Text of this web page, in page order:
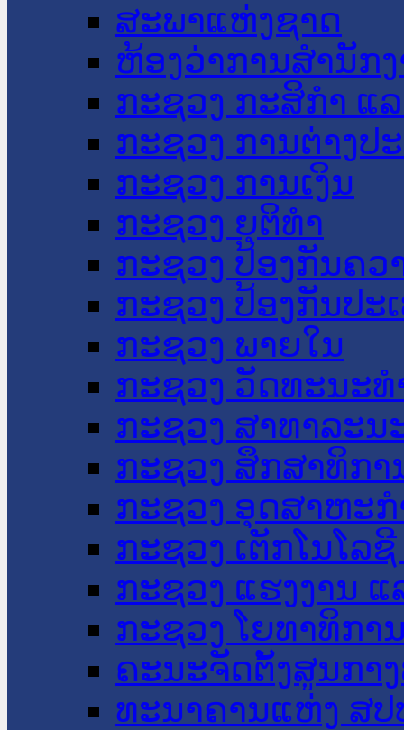
ສະພາແຫ່ງຊາດ
ຫ້ອງວ່າການສຳນັກ
ກະຊວງ ກະສິກຳ ແ
ກະຊວງ ການຕ່າງປ
ກະຊວງ ການເງິນ
ກະຊວງ ຍຸຕິທໍາ
ກະຊວງ ປ້ອງກັນຄວ
ກະຊວງ ປ້ອງກັນປະ
ກະຊວງ ພາຍໃນ
ກະຊວງ ວັດທະນະ
ກະຊວງ ສາທາລະນ
ກະຊວງ ສຶກສາທິກາ
ກະຊວງ ອຸດສາຫະ
ກະຊວງ ເຕັກໂນໂລ
ກະຊວງ ແຮງງານ
ກະຊວງ ໂຍທາທິກາ
ຄະນະຈັດຕັ້ງສູນກາ
ທະນາຄານແຫ່ງ ສປ